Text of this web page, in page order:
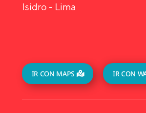
Isidro - Lima
IR CON MAPS IR CON